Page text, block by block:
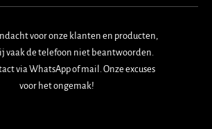
voor onze klanten en producten,
vaak de telefoon niet beantwoorden.
via WhatsApp of mail. Onze excuses
voor het ongemak!